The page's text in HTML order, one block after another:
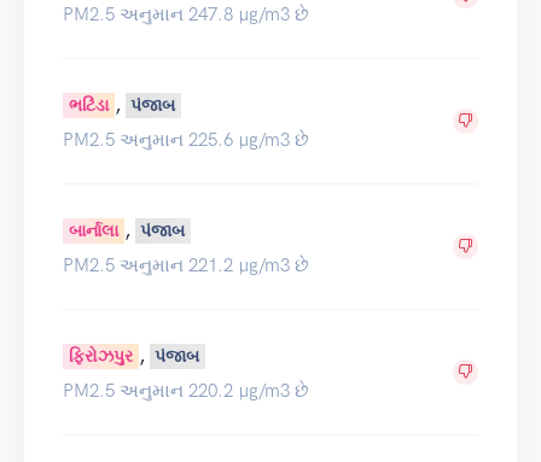
PM2.5 અનુમાન 247.8 µg/m3 છે
ભટિંડા , પંજાબ
PM2.5 અનુમાન 225.6 µg/m3 છે
બાર્નાલા , પંજાબ
PM2.5 અનુમાન 221.2 µg/m3 છે
ફિરોઝપુર , પંજાબ
PM2.5 અનુમાન 220.2 µg/m3 છે